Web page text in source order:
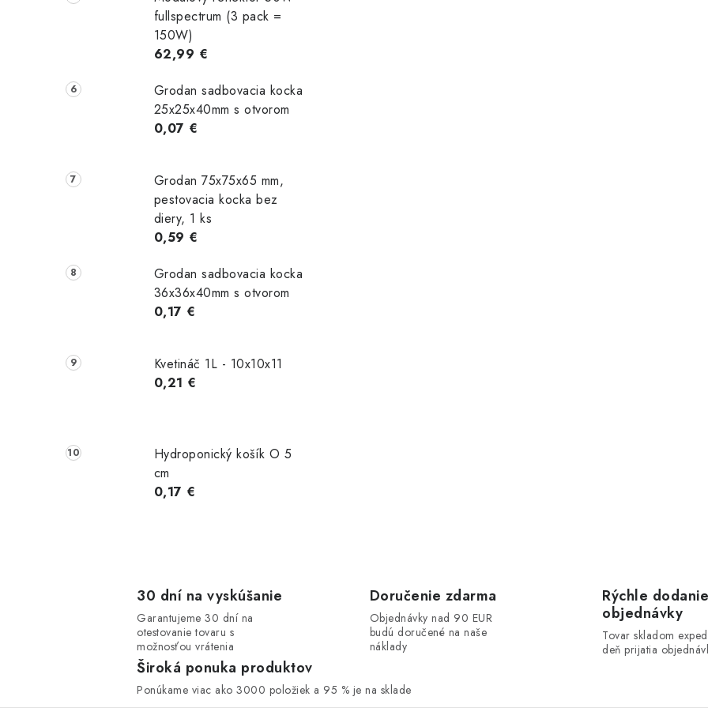
fullspectrum (3 pack =
150W)
62,99 €
Grodan sadbovacia kocka
25x25x40mm s otvorom
0,07 €
Grodan 75x75x65 mm,
pestovacia kocka bez
diery, 1 ks
0,59 €
Grodan sadbovacia kocka
36x36x40mm s otvorom
0,17 €
Kvetináč 1L - 10x10x11
0,21 €
Hydroponický košík O 5
cm
0,17 €
30 dní na vyskúšanie
Garantujeme 30 dní na
otestovanie tovaru s
možnosťou vrátenia
Doručenie zdarma
Objednávky nad 90 EUR
budú doručené na naše
náklady
Rýchle dodanie
objednávky
Tovar skladom
deň prijatia
Široká ponuka produktov
Ponúkame viac ako 3000 položiek a 95 % je na sklade